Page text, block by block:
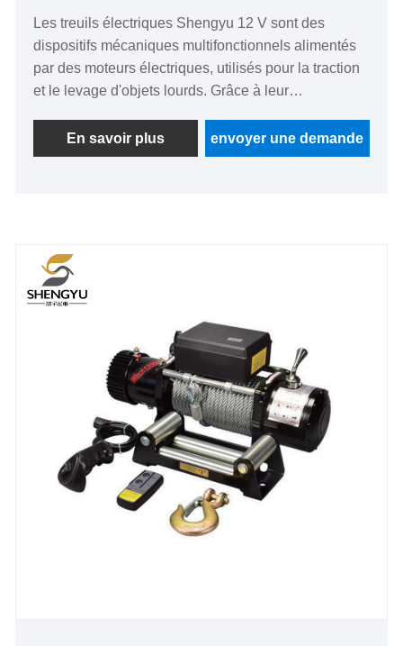
Les treuils électriques Shengyu 12 V sont des
dispositifs mécaniques multifonctionnels alimentés
par des moteurs électriques, utilisés pour la traction
et le levage d'objets lourds. Grâce à leur
puissantes, ils sont devenus des outils auxiliaires
indispensables dans de nombreuses industries.
rotation du tambour et le réducteur amplifie le
couple, permettant ainsi une traction et un levage en
verrouille automatiquement lorsque le câble en acier
est tendu, garantissant ainsi la sécurité de
fonctionnement.
En savoir plus envoyer une demande